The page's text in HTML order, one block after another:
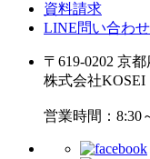
資料請求
LINE問い合わせ
〒619-0202 京
株式会社KOSEI
営業時間：8:30